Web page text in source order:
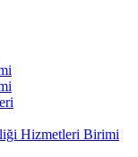
Hizmetleri Birimi